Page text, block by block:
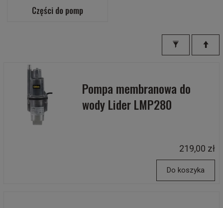
Części do pomp
Pompa membranowa do
wody Lider LMP280
219,00 zł
Do koszyka